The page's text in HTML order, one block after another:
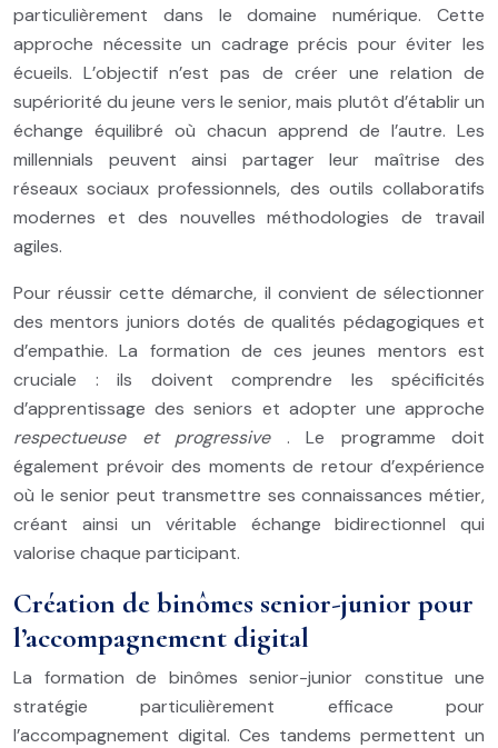
particulièrement dans le domaine numérique. Cette
approche nécessite un cadrage précis pour éviter les
écueils. L’objectif n’est pas de créer une relation de
supériorité du jeune vers le senior, mais plutôt d’établir un
échange équilibré où chacun apprend de l’autre. Les
millennials peuvent ainsi partager leur maîtrise des
réseaux sociaux professionnels, des outils collaboratifs
modernes et des nouvelles méthodologies de travail
agiles.
Pour réussir cette démarche, il convient de sélectionner
des mentors juniors dotés de qualités pédagogiques et
d’empathie. La formation de ces jeunes mentors est
cruciale : ils doivent comprendre les spécificités
d’apprentissage des seniors et adopter une approche
respectueuse et progressive . Le programme doit
également prévoir des moments de retour d’expérience
où le senior peut transmettre ses connaissances métier,
créant ainsi un véritable échange bidirectionnel qui
valorise chaque participant.
Création de binômes senior-junior pour
l’accompagnement digital
La formation de binômes senior-junior constitue une
stratégie particulièrement efficace pour
l’accompagnement digital. Ces tandems permettent un